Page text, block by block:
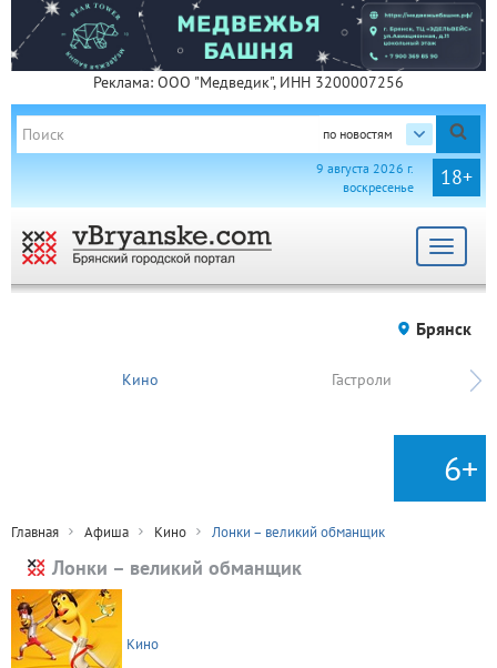
Реклама: ООО "Медведик", ИНН 3200007256
по новостям
18+
9 августа 2026 г.
воскресенье
Toggle
Брянск
Кино Гастроли
6+
Главная Афиша Кино Лонки – великий обманщик
Лонки – великий обманщик
Кино